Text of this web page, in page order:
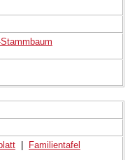
Familientafel